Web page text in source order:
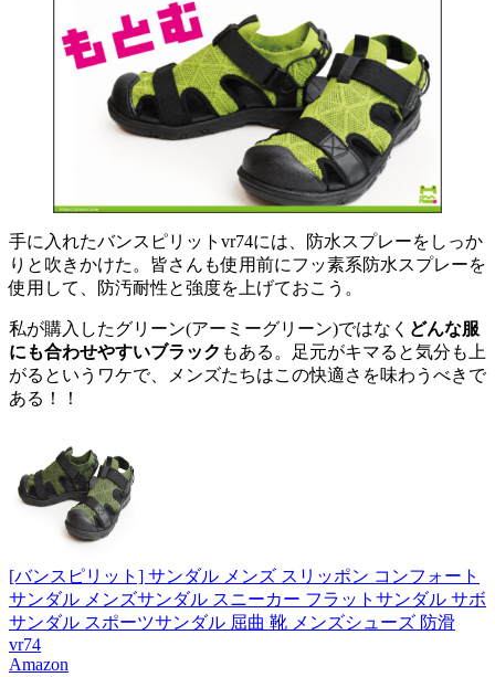
手に入れたバンスピリットvr74には、防水スプレーをしっか
りと吹きかけた。皆さんも使用前にフッ素系防水スプレーを
使用して、防汚耐性と強度を上げておこう。
私が購入したグリーン(アーミーグリーン)ではなく どんな服
にも合わせやすいブラック もある。足元がキマると気分も上
がるというワケで、メンズたちはこの快適さを味わうべきで
ある！！
[バンスピリット] サンダル メンズ スリッポン コンフォート
サンダル メンズサンダル スニーカー フラットサンダル サボ
サンダル スポーツサンダル 屈曲 靴 メンズシューズ 防滑
vr74
Amazon